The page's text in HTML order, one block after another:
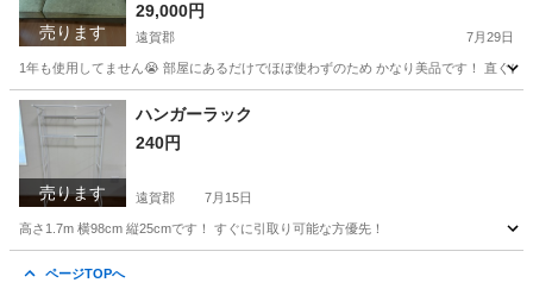
売ります
29,000円
遠賀郡 7月29日
1年も使用してません😭 部屋にあるだけでほぼ使わずのため かなり美品です！ 直ぐに
福岡 遠賀郡 ソファ
売ります
ハンガーラック
240円
遠賀郡 7月15日
高さ1.7m 横98cm 縦25cmです！ すぐに引取り可能な方優先！
ページTOPへ